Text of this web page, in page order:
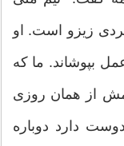
زیزو است. او
بپوشاند. ما که
از همان روزی
دارد دوباره